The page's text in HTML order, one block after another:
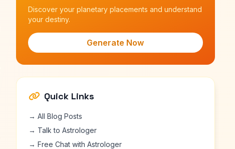
Discover your planetary placements and understand
your destiny.
Generate Now
Quick Links
→ All Blog Posts
→ Talk to Astrologer
→ Free Chat with Astrologer